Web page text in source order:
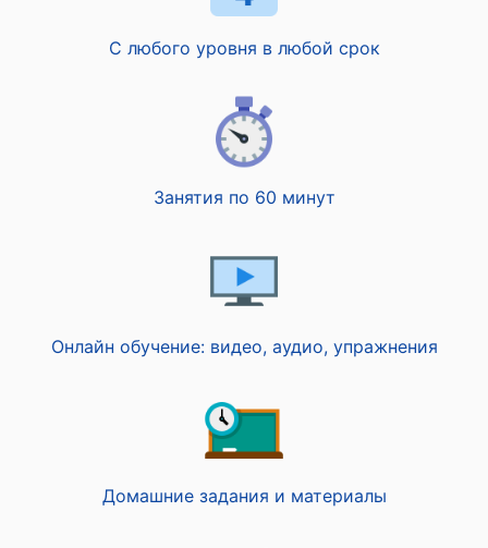
С любого уровня в любой срок
Занятия по 60 минут
Онлайн обучение: видео, аудио, упражнения
Домашние задания и материалы